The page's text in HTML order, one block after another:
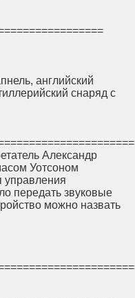
английский
снаряд с
Александр
Уотсоном
управления
передать звуковые
можно назвать